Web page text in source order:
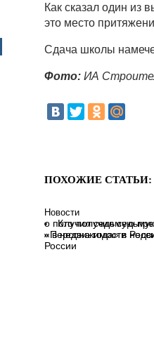
Как сказал один из
это место
Сдача школы
Фото: ИА
ПОХОЖИЕ СТАТЬИ:
Новости
Кто получил
«Персона года» в
России